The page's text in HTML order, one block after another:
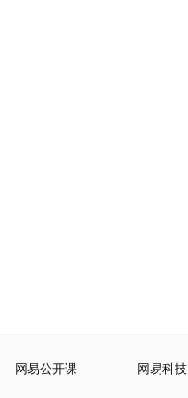
网易公开课 网易科技